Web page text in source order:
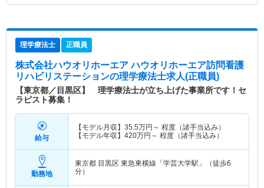
理学療法士 正職員
株式会社ハウオリホーエア ハウオリホーエア訪問看護
リハビリステーションの理学療法士求人(正職員)
【東京都／目黒区】 理学療法士が立ち上げた事業所です！セ
ラピスト募集！
給与
【モデル月収】 35.5万円～ 程度（諸手当込み）
【モデル年収】 420万円～ 程度（諸手当込み）
勤務地
東京都 目黒区 東急東横線「学芸大学駅」（徒歩6
分）